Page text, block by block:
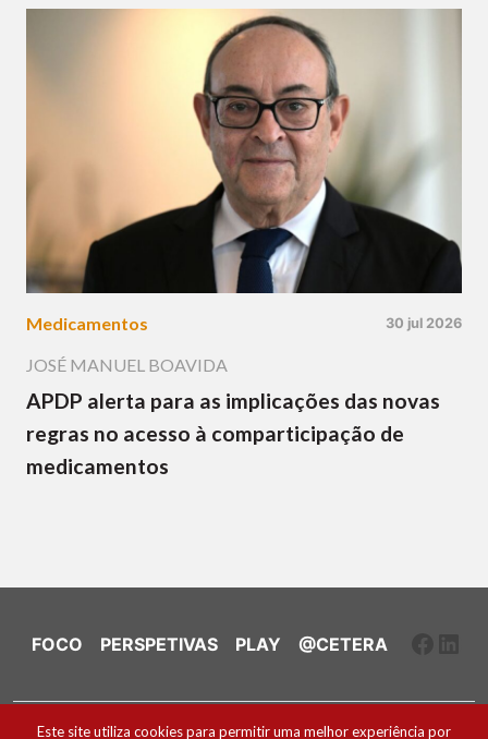
Medicamentos 30 jul 2026
JOSÉ MANUEL BOAVIDA
APDP alerta para as implicações das novas
regras no acesso à comparticipação de
medicamentos
FOCO PERSPETIVAS PLAY @CETERA
Ficha Técnica e Estatuto Editorial
Este site utiliza cookies para permitir uma melhor experiência por